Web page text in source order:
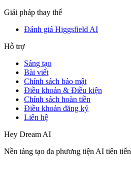
Giải pháp thay thế
Đánh giá Higgsfield AI
Hỗ trợ
Sáng tạo
Bài viết
Chính sách bảo mật
Điều khoản & Điều kiện
Chính sách hoàn tiền
Điều khoản đăng ký
Liên hệ
Hey Dream AI
Nền tảng tạo đa phương tiện AI tiên tiến